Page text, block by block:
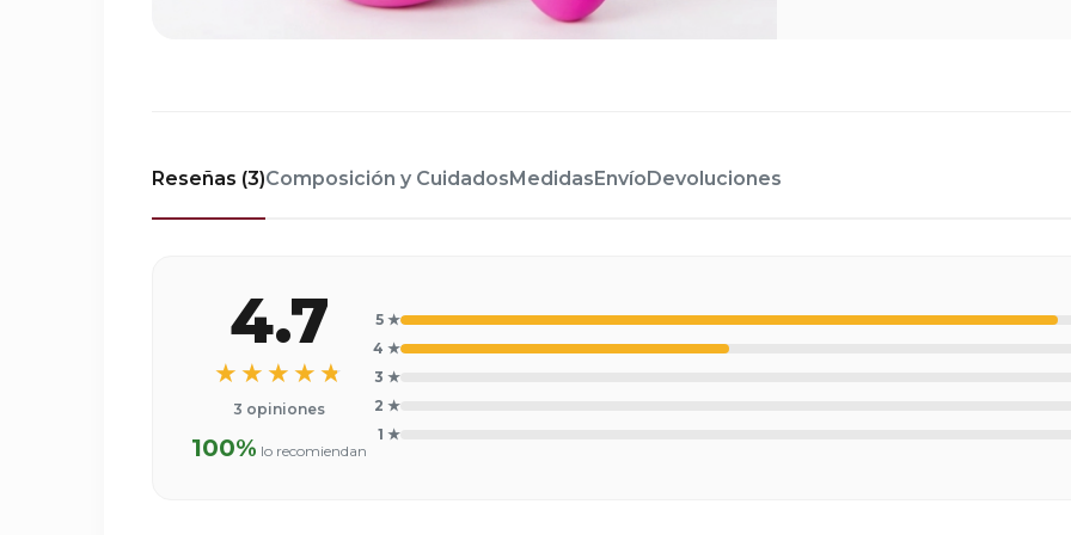
Reseñas (3)Composición y CuidadosMedidasEnvíoDevoluciones
4.7
★★★★★
3 opiniones
100% lo recomiendan
5 ★
4 ★
3 ★
2 ★
1 ★